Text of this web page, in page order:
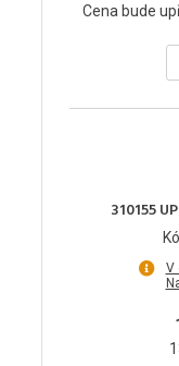
Cena bude
310155
V